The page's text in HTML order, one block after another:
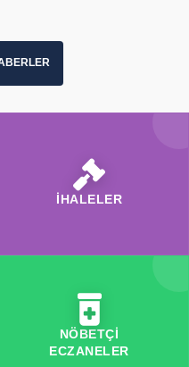
İHALELER
NÖBETÇİ
ECZANELER